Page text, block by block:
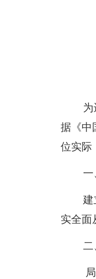
据《中
位实际
一
建
实全面
二